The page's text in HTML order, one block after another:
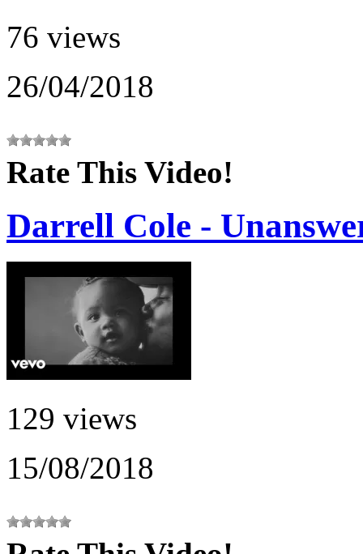
76 views
26/04/2018
Rate This Video!
Darrell Cole -
129 views
15/08/2018